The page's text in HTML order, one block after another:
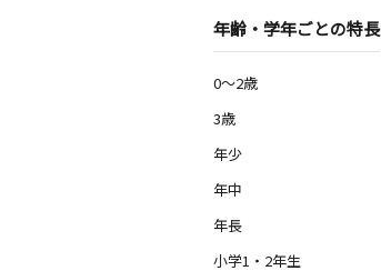
年齢・学年ごとの特長
0～2歳
3歳
年少
年中
年長
小学1・2年生